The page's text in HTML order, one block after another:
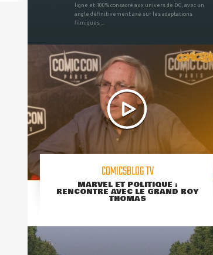
ligne et 100% consacré aux univers de DC, avec un
angle définitivement axé sur les adaptations
filmiques ...
COMICSBLOG TV
MARVEL ET POLITIQUE :
RENCONTRE AVEC LE GRAND ROY
THOMAS